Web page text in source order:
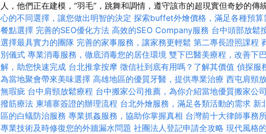
人，他們正在建模，“羽毛”，跳舞和調情，遵守該市的超現實但奇妙的傳
心的不同選擇，讓您做出明智的決定 探索buffet外燴價格，滿足各種預算
餐點選擇 完善的SEO優化方法 高效的SEO Company服務 台中頭部放鬆
選擇最具實力的團隊 完善的家事服務，讓家務更輕鬆 第二專長證照課程
別儀式 專業消毒服務，徹底消毒您的居住環境 雙下巴醫美療程，改善下
解，助您快速完成 台北推拿按摩 徵信社到底有用嗎？了解其價值 偵探服
為當地聚會帶來美味選擇 高雄地區的優質牙醫，提供專業治療 西屯肩頸
無瑕疵 台中肩頸放鬆療程 台中搬家公司推薦，為你介紹當地優質搬家公司
撥筋療法 柬埔寨簽證的辦理流程 台北外燴服務，滿足各類活動的需求 新
區的白蟻防治服務 專業抓姦服務，協助你掌握真相 台灣前十大律師事務
專業技術及時修復您的外牆漏水問題 社團法人登記申請全攻略 現代風格